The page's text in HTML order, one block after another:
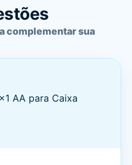
complementar sua